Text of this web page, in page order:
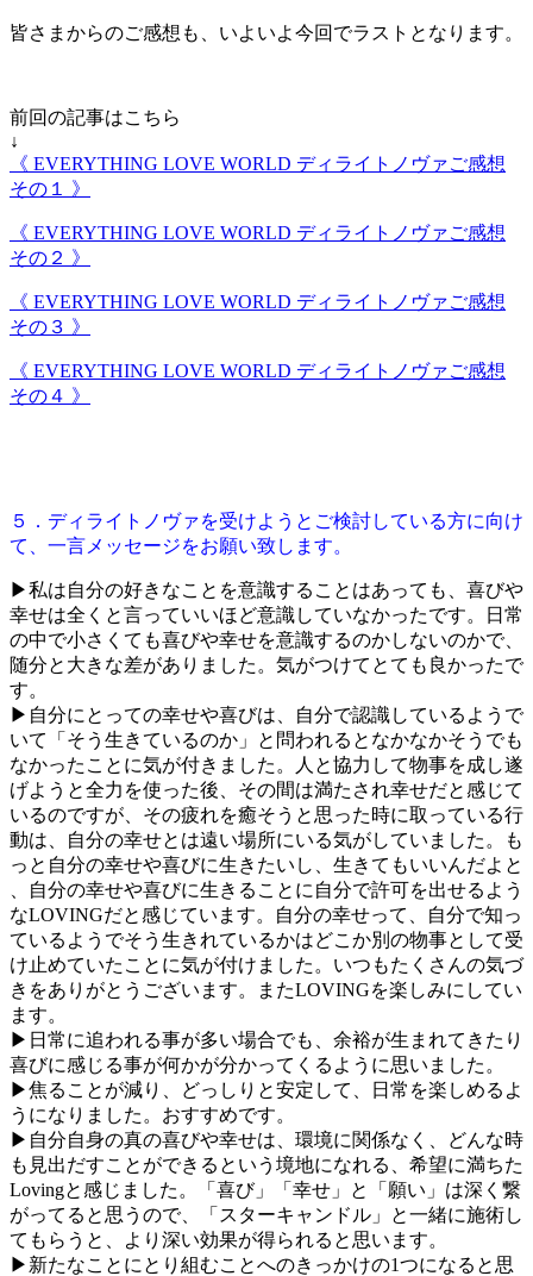
皆さまからのご感想も、いよいよ今回でラストとなります。
前回の記事はこちら
↓
《 EVERYTHING LOVE WORLD ディライトノヴァご感想
その１ 》
《 EVERYTHING LOVE WORLD ディライトノヴァご感想
その２ 》
《 EVERYTHING LOVE WORLD ディライトノヴァご感想
その３ 》
《 EVERYTHING LOVE WORLD ディライトノヴァご感想
その４ 》
５．ディライトノヴァを受けようとご検討している方に向け
て、一言メッセージをお願い致します。
▶私は自分の好きなことを意識することはあっても、喜びや
幸せは全くと言っていいほど意識していなかったです。日常
の中で小さくても喜びや幸せを意識するのかしないのかで、
随分と大きな差がありました。気がつけてとても良かったで
す。
▶自分にとっての幸せや喜びは、自分で認識しているようで
いて「そう生きているのか」と問われるとなかなかそうでも
なかったことに気が付きました。人と協力して物事を成し遂
げようと全力を使った後、その間は満たされ幸せだと感じて
いるのですが、その疲れを癒そうと思った時に取っている行
動は、自分の幸せとは遠い場所にいる気がしていました。も
っと自分の幸せや喜びに生きたいし、生きてもいいんだよと
、自分の幸せや喜びに生きることに自分で許可を出せるよう
なLOVINGだと感じています。自分の幸せって、自分で知っ
ているようでそう生きれているかはどこか別の物事として受
け止めていたことに気が付けました。いつもたくさんの気づ
きをありがとうございます。またLOVINGを楽しみにしてい
ます。
▶日常に追われる事が多い場合でも、余裕が生まれてきたり
喜びに感じる事が何かが分かってくるように思いました。
▶焦ることが減り、どっしりと安定して、日常を楽しめるよ
うになりました。おすすめです。
▶自分自身の真の喜びや幸せは、環境に関係なく、どんな時
も見出だすことができるという境地になれる、希望に満ちた
Lovingと感じました。「喜び」「幸せ」と「願い」は深く繋
がってると思うので、「スターキャンドル」と一緒に施術し
てもらうと、より深い効果が得られると思います。
▶新たなことにとり組むことへのきっかけの1つになると思